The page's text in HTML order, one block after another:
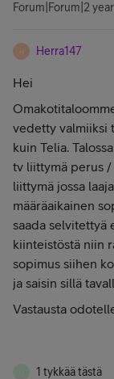
Forum|Forum|2
H Herra147
Hei
vedetty valmiiksi
kuin Telia.
tv liittymä perus /
liittymä jossa
määräaikainen
saada selvitettyä
kiinteistöstä niin
sopimus siihen
ja saisin sillä
Vastausta
1 tykkää tästä